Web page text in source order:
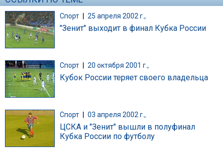
Спорт | 25 апреля 2002 г.,
"Зенит" выходит в финал Кубка России
Спорт | 20 октября 2001 г.,
Кубок России теряет своего владельца
Спорт | 03 апреля 2002 г.,
ЦСКА и "Зенит" вышли в полуфинал
Кубка России по футболу